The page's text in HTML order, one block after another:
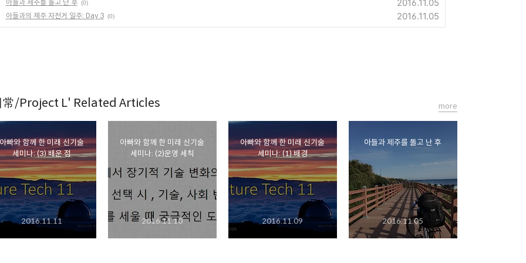
아들과 제주를 돌고 난 후 (0) 2016.11.05
아들과의 제주 자전거 일주: Day 3 (0) 2016.11.05
/Project L' Related Articles
아빠와 함께 한 미래 신기술
세미나: (3) 배운 점
2016.11.11
아빠와 함께 한 미래 신기술
세미나: (2)운영 세칙
2016.11.10
아빠와 함께 한 미래 신기술
세미나: (1) 배경
2016.11.09
아들과 제주를 돌고 난 후
2016.11.05
more